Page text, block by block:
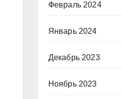
Февраль 2024
Январь 2024
Декабрь 2023
Ноябрь 2023